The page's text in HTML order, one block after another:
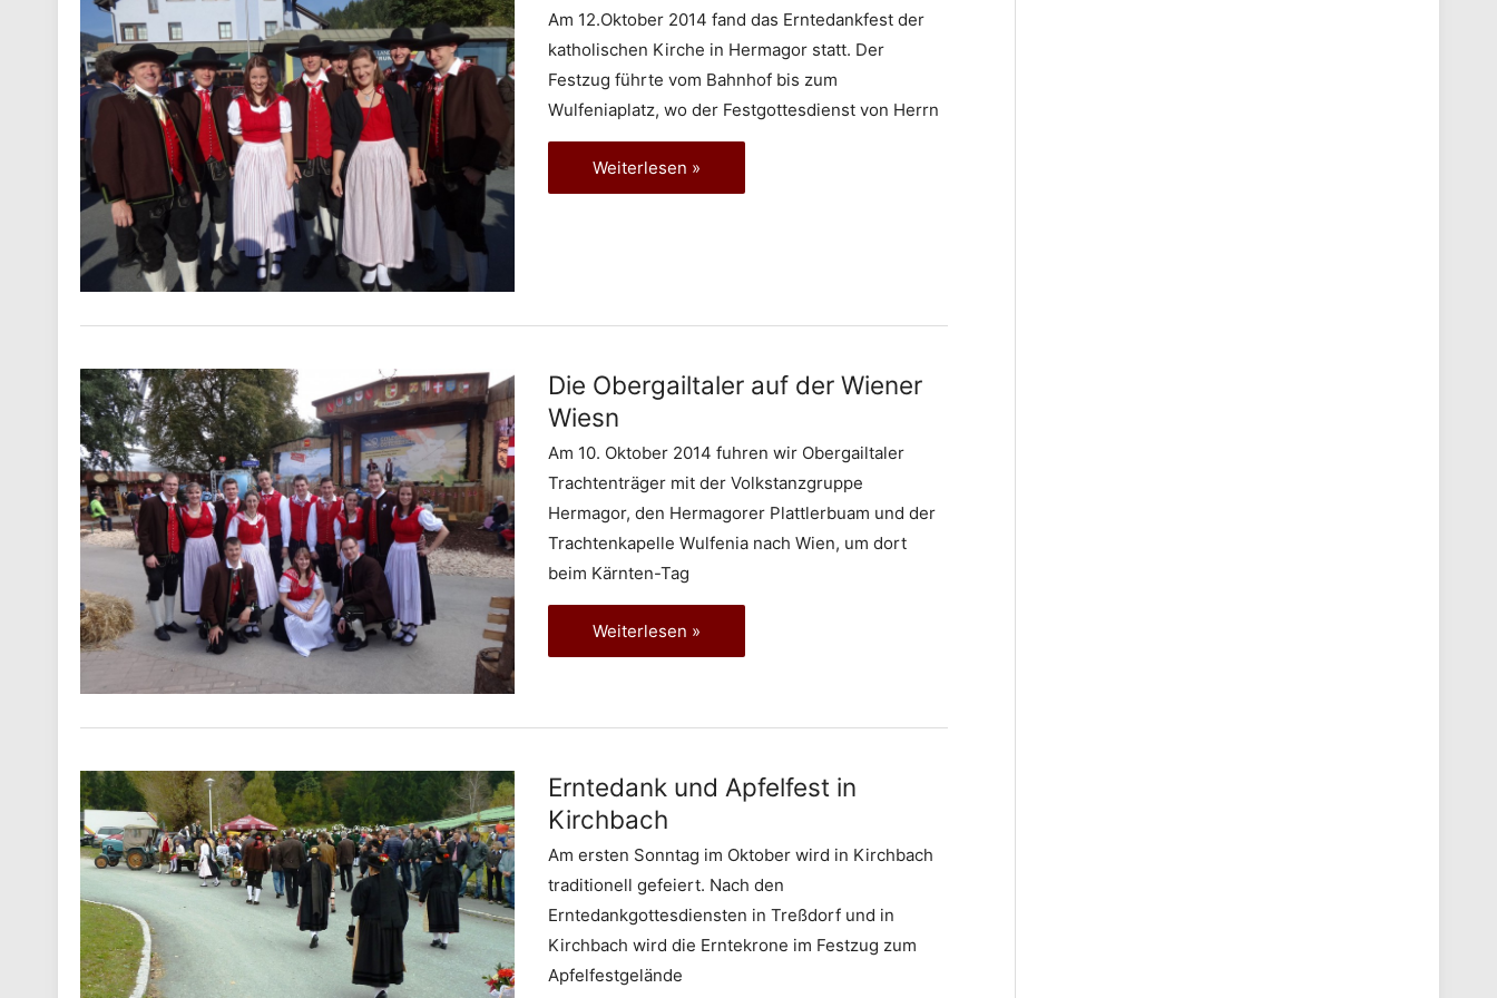
Am 12.Oktober 2014 fand das Erntedankfest der
katholischen Kirche in Hermagor statt. Der
Festzug führte vom Bahnhof bis zum
Wulfeniaplatz, wo der Festgottesdienst von Herrn
Erntedankfest
in
Weiterlesen »
Die Obergailtaler auf der Wiener
Wiesn
Am 10. Oktober 2014 fuhren wir Obergailtaler
Trachtenträger mit der Volkstanzgruppe
Hermagor, den Hermagorer Plattlerbuam und der
Trachtenkapelle Wulfenia nach Wien, um dort
beim Kärnten-Tag
Die
Obergailtaler
Wiesn
Weiterlesen »
Erntedank und Apfelfest in
Kirchbach
Am ersten Sonntag im Oktober wird in Kirchbach
traditionell gefeiert. Nach den
Erntedankgottesdiensten in Treßdorf und in
Kirchbach wird die Erntekrone im Festzug zum
Apfelfestgelände